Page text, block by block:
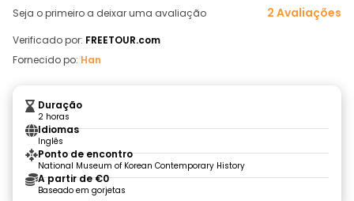
Seja o primeiro a deixar uma avaliação 2 Avaliações
Verificado por: FREETOUR.com
Fornecido po: Han
Duração
2 horas
Idiomas
Inglês
Ponto de encontro
National Museum of Korean Contemporary History
A partir de €0
Baseado em gorjetas